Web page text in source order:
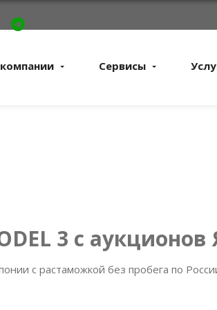
Сервисы
3 с
с растаможкой без пробега по